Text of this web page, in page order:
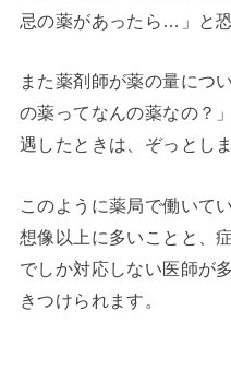
忌の薬があったら…」と
また薬剤師が薬の量につ
の薬ってなんの薬なの？
遇したときは、ぞっとしま
このように薬局で働いて
想像以上に多いことと、
でしか対応しない医師が
きつけられます。